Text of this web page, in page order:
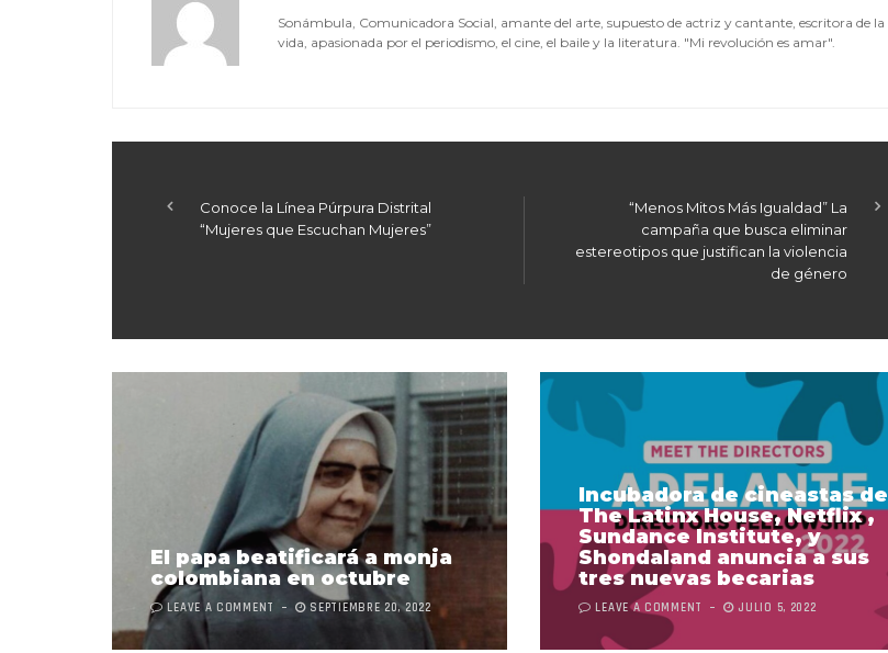
Sonámbula, Comunicadora Social, amante del arte, supuesto de actriz y cantante, escritora de la
vida, apasionada por el periodismo, el cine, el baile y la literatura. "Mi revolución es amar".
Conoce la Línea Púrpura Distrital
“Mujeres que Escuchan Mujeres”
“Menos Mitos Más Igualdad” La
campaña que busca eliminar
estereotipos que justifican la violencia
de género
El papa beatificará a monja
colombiana en octubre
LEAVE A COMMENT SEPTIEMBRE 20, 2022
Incubadora de cineastas de
The Latinx House, Netflix ,
Sundance Institute, y
Shondaland anuncia a sus
tres nuevas becarias
LEAVE A COMMENT JULIO 5, 2022